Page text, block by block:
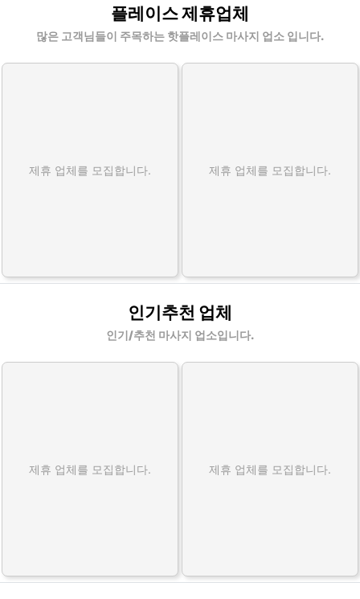
플레이스 제휴업체
많은 고객님들이 주목하는 핫플레이스 마사지 업소 입니다.
제휴 업체를 모집합니다. 제휴 업체를 모집합니다.
인기추천 업체
인기/추천 마사지 업소입니다.
제휴 업체를 모집합니다. 제휴 업체를 모집합니다.